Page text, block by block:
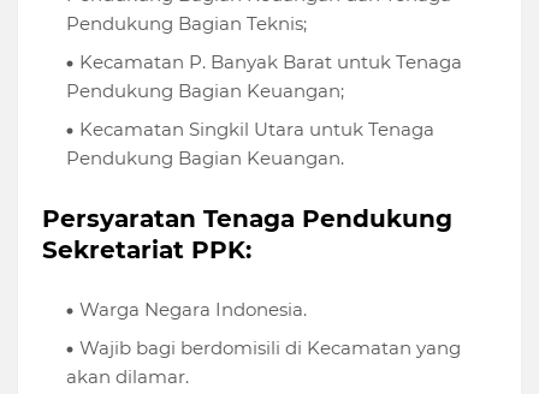
Pendukung Bagian Teknis;
Kecamatan P. Banyak Barat untuk Tenaga
Pendukung Bagian Keuangan;
Kecamatan Singkil Utara untuk Tenaga
Pendukung Bagian Keuangan.
Persyaratan Tenaga Pendukung
Sekretariat PPK:
Warga Negara Indonesia.
Wajib bagi berdomisili di Kecamatan yang
akan dilamar.